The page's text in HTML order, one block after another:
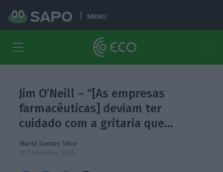
MENU
Jim O’Neill – “[As empresas
farmacêuticas] deviam ter
cuidado com a gritaria que…
Marta Santos Silva
21 Setembro 2016